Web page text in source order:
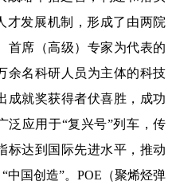
才发展机制，形成了由两院
首席（高级）专家为代表的
余名科研人员为主体的科技
成就奖获得者伏喜胜，成功
泛应用于“复兴号”列车，传
标达到国际先进水平，推动
中国创造”。POE（聚烯烃弹